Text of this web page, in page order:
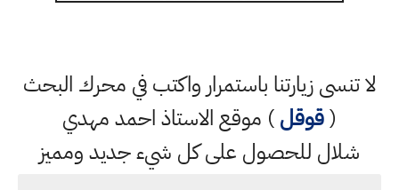
لا تنسى زيارتنا باستمرار واكتب في محرك البحث
(قوقل) موقع الاستاذ احمد مهدي
شلال للحصول على كل شيء جديد ومميز